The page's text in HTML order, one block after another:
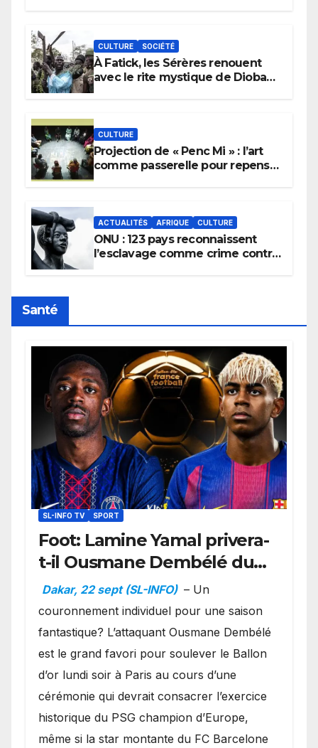
CULTURE SOCIÉTÉ
À Fatick, les Sérères renouent
avec le rite mystique de Diobaye
CULTURE
Projection de « Penc Mi » : l’art
comme passerelle pour repenser
ACTUALITÉS AFRIQUE CULTURE
ONU : 123 pays reconnaissent
l’esclavage comme crime contre
Santé
SL-INFO TV SPORT
Foot: Lamine Yamal privera-
t-il Ousmane Dembélé du
Ballon d’or ?
Dakar, 22 sept (SL-INFO) – Un
couronnement individuel pour une saison
fantastique? L’attaquant Ousmane Dembélé
est le grand favori pour soulever le Ballon
d’or lundi soir à Paris au cours d’une
cérémonie qui devrait consacrer l’exercice
historique du PSG champion d’Europe,
même si la star montante du FC Barcelone